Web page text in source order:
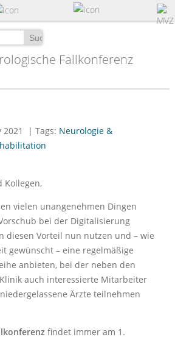
Fallkonferenz
| Tags: Neurologie &
Kollegen,
vielen unangenehmen Dingen
bei der Digitalisierung
diesen Vorteil nun nutzen und – wie
gewünscht – eine regelmäßige
anbieten, bei der neben den
auch interessierte Mitarbeiter
Ärzte teilnehmen
findet immer am 1.